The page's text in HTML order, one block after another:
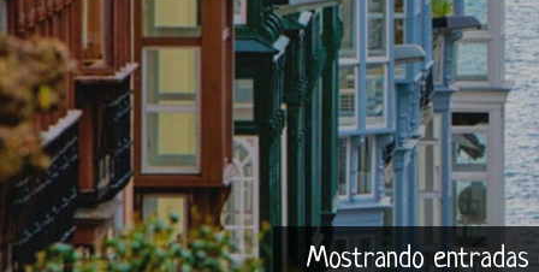
Mostrando entradas